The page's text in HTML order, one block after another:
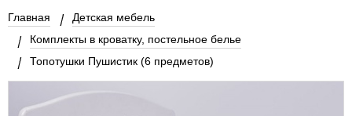
Главная
Детская мебель
Комплекты в кроватку, постельное белье
Топотушки Пушистик (6 предметов)